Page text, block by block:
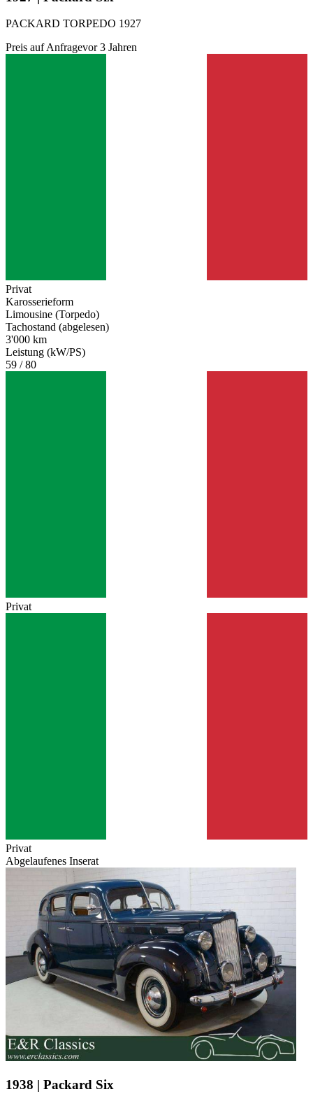
PACKARD TORPEDO 1927
Preis auf Anfragevor 3 Jahren
Privat
Karosserieform
Limousine (Torpedo)
Tachostand (abgelesen)
3'000 km
Leistung (kW/PS)
59 / 80
Privat
Privat
Abgelaufenes Inserat
1938 | Packard Six